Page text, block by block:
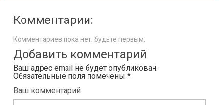
Комментарии:
Комментариев пока нет, будьте первым.
Добавить комментарий
Ваш адрес email не будет опубликован.
Обязательные поля помечены *
Ваш комментарий